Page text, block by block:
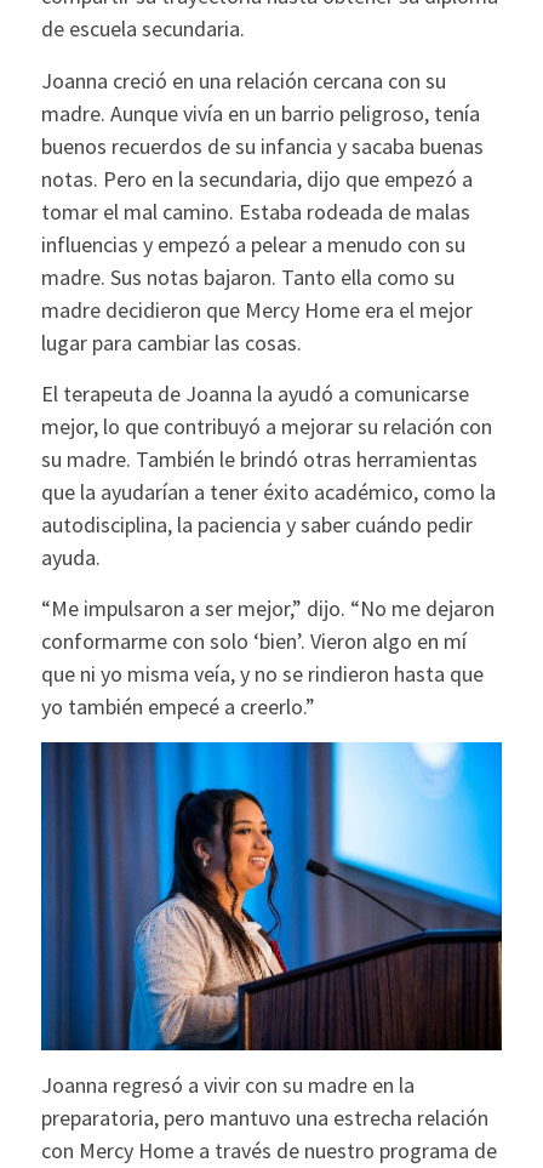
de escuela secundaria.
Joanna creció en una relación cercana con su
madre. Aunque vivía en un barrio peligroso, tenía
buenos recuerdos de su infancia y sacaba buenas
notas. Pero en la secundaria, dijo que empezó a
tomar el mal camino. Estaba rodeada de malas
influencias y empezó a pelear a menudo con su
madre. Sus notas bajaron. Tanto ella como su
madre decidieron que Mercy Home era el mejor
lugar para cambiar las cosas.
El terapeuta de Joanna la ayudó a comunicarse
mejor, lo que contribuyó a mejorar su relación con
su madre. También le brindó otras herramientas
que la ayudarían a tener éxito académico, como la
autodisciplina, la paciencia y saber cuándo pedir
ayuda.
“Me impulsaron a ser mejor,” dijo. “No me dejaron
conformarme con solo ‘bien’. Vieron algo en mí
que ni yo misma veía, y no se rindieron hasta que
yo también empecé a creerlo.”
Joanna regresó a vivir con su madre en la
preparatoria, pero mantuvo una estrecha relación
con Mercy Home a través de nuestro programa de